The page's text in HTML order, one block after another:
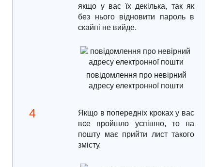
якщо у вас їх декілька, так як
без нього відновити пароль в
скайпі не вийде.
повідомлення про невірний
адресу електронної пошти
Якщо в попередніх кроках у вас
все пройшло успішно, то на
пошту має прийти лист такого
змісту.